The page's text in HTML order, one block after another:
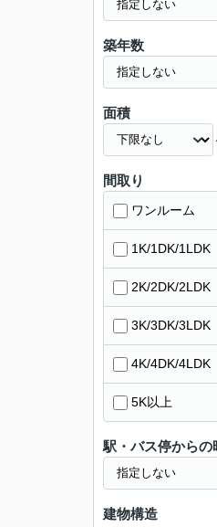
築年数
面積
間取り
ワンルーム
1K/1DK/1LDK
2K/2DK/2LDK
3K/3DK/3LDK
4K/4DK/4LDK
5K以上
駅・バス停からの
建物構造